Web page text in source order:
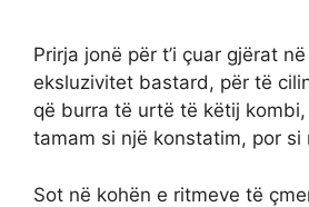
Prirja jonë për t’i çuar gjërat
eksluzivitet bastard, për të
që burra të urtë të këtij
tamam si një konstatim, por si
Sot në kohën e ritmeve të